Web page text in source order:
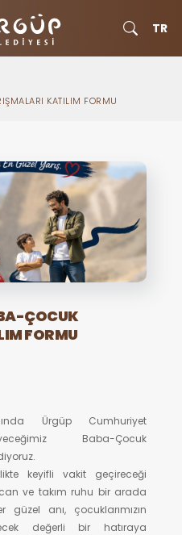
TR
KATILIM FORMU
ÇOCUK
FORMU
Ürgüp Cumhuriyet
Baba-Çocuk
keyifli vakit geçireceği
ve takım ruhu bir arada
anı, çocuklarımızın
değerli bir hatıraya